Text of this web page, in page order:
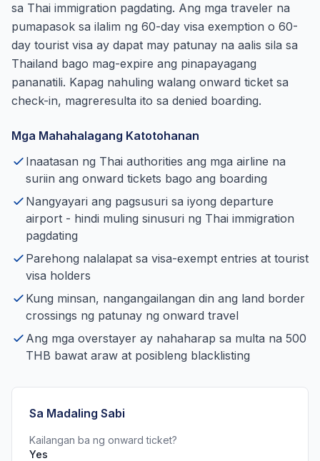
sa Thai immigration pagdating. Ang mga traveler na
pumapasok sa ilalim ng 60-day visa exemption o 60-
day tourist visa ay dapat may patunay na aalis sila sa
Thailand bago mag-expire ang pinapayagang
pananatili. Kapag nahuling walang onward ticket sa
check-in, magreresulta ito sa denied boarding.
Mga Mahahalagang Katotohanan
Inaatasan ng Thai authorities ang mga airline na
suriin ang onward tickets bago ang boarding
Nangyayari ang pagsusuri sa iyong departure
airport - hindi muling sinusuri ng Thai immigration
pagdating
Parehong nalalapat sa visa-exempt entries at tourist
visa holders
Kung minsan, nangangailangan din ang land border
crossings ng patunay ng onward travel
Ang mga overstayer ay nahaharap sa multa na 500
THB bawat araw at posibleng blacklisting
Sa Madaling Sabi
Kailangan ba ng onward ticket?
Yes